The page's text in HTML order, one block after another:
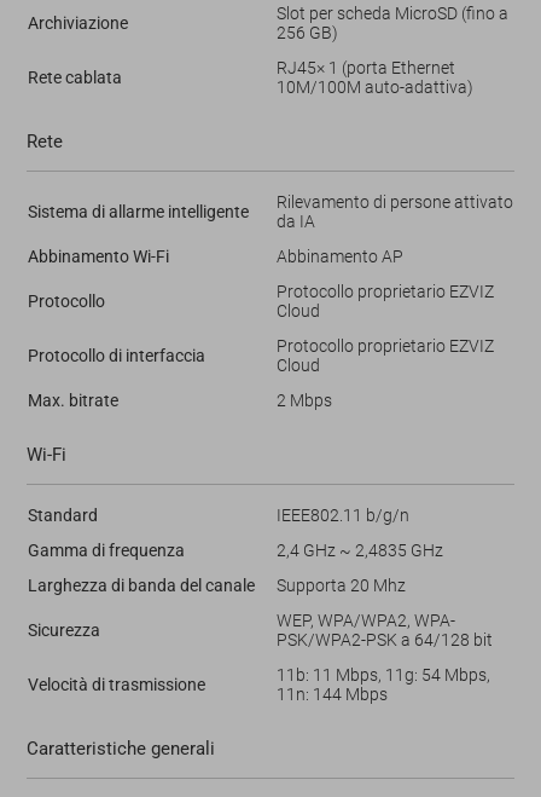
Archiviazione
Slot per scheda MicroSD (fino a
256 GB)
Rete cablata
RJ45× 1 (porta Ethernet
10M/100M auto-adattiva)
Rete
Sistema di allarme intelligente
Rilevamento di persone attivato
da IA
Abbinamento Wi-Fi
Abbinamento AP
Protocollo
Protocollo proprietario EZVIZ
Cloud
Protocollo di interfaccia
Protocollo proprietario EZVIZ
Cloud
Max. bitrate
2 Mbps
Wi-Fi
Standard
IEEE802.11 b/g/n
Gamma di frequenza
2,4 GHz ~ 2,4835 GHz
Larghezza di banda del canale
Supporta 20 Mhz
Sicurezza
WEP, WPA/WPA2, WPA-
PSK/WPA2-PSK a 64/128 bit
Velocità di trasmissione
11b: 11 Mbps, 11g: 54 Mbps,
11n: 144 Mbps
Caratteristiche generali